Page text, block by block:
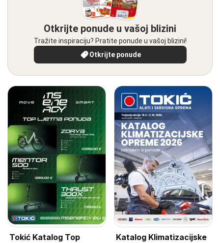
Otkrijte ponude u vašoj blizini
Tražite inspiraciju? Pratite ponude u vašoj blizini!
Otkrijte ponude
Tokić Katalog Top Katalog Klimatizacijske